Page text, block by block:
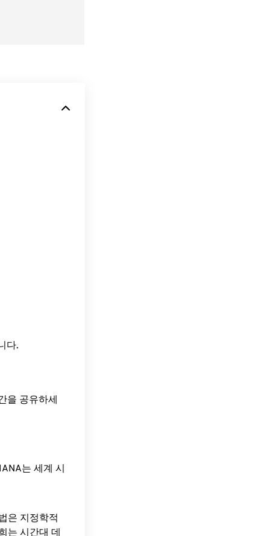
다.
을 공유하세
는 세계 시
은 지정학적
는 시간대 데